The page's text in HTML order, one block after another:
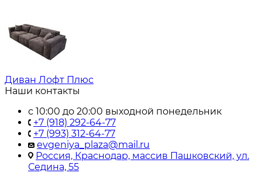
Диван Лофт Плюс
Наши контакты
с 10:00 до 20:00 выходной понедельник
+7 (918) 292-64-77
+7 (993) 312-64-77
evgeniya_plaza@mail.ru
Россия, Краснодар, массив Пашковский, ул.
Седина, 55